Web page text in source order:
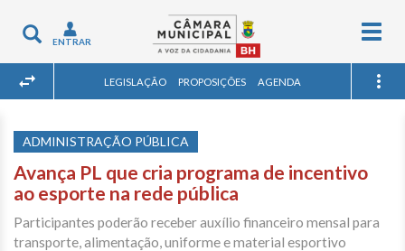
Toggle
navigation
ENTRAR
LEGISLAÇÃO PROPOSIÇÕES AGENDA
ADMINISTRAÇÃO PÚBLICA
Avança PL que cria programa de incentivo
ao esporte na rede pública
Participantes poderão receber auxílio financeiro mensal para
transporte, alimentação, uniforme e material esportivo